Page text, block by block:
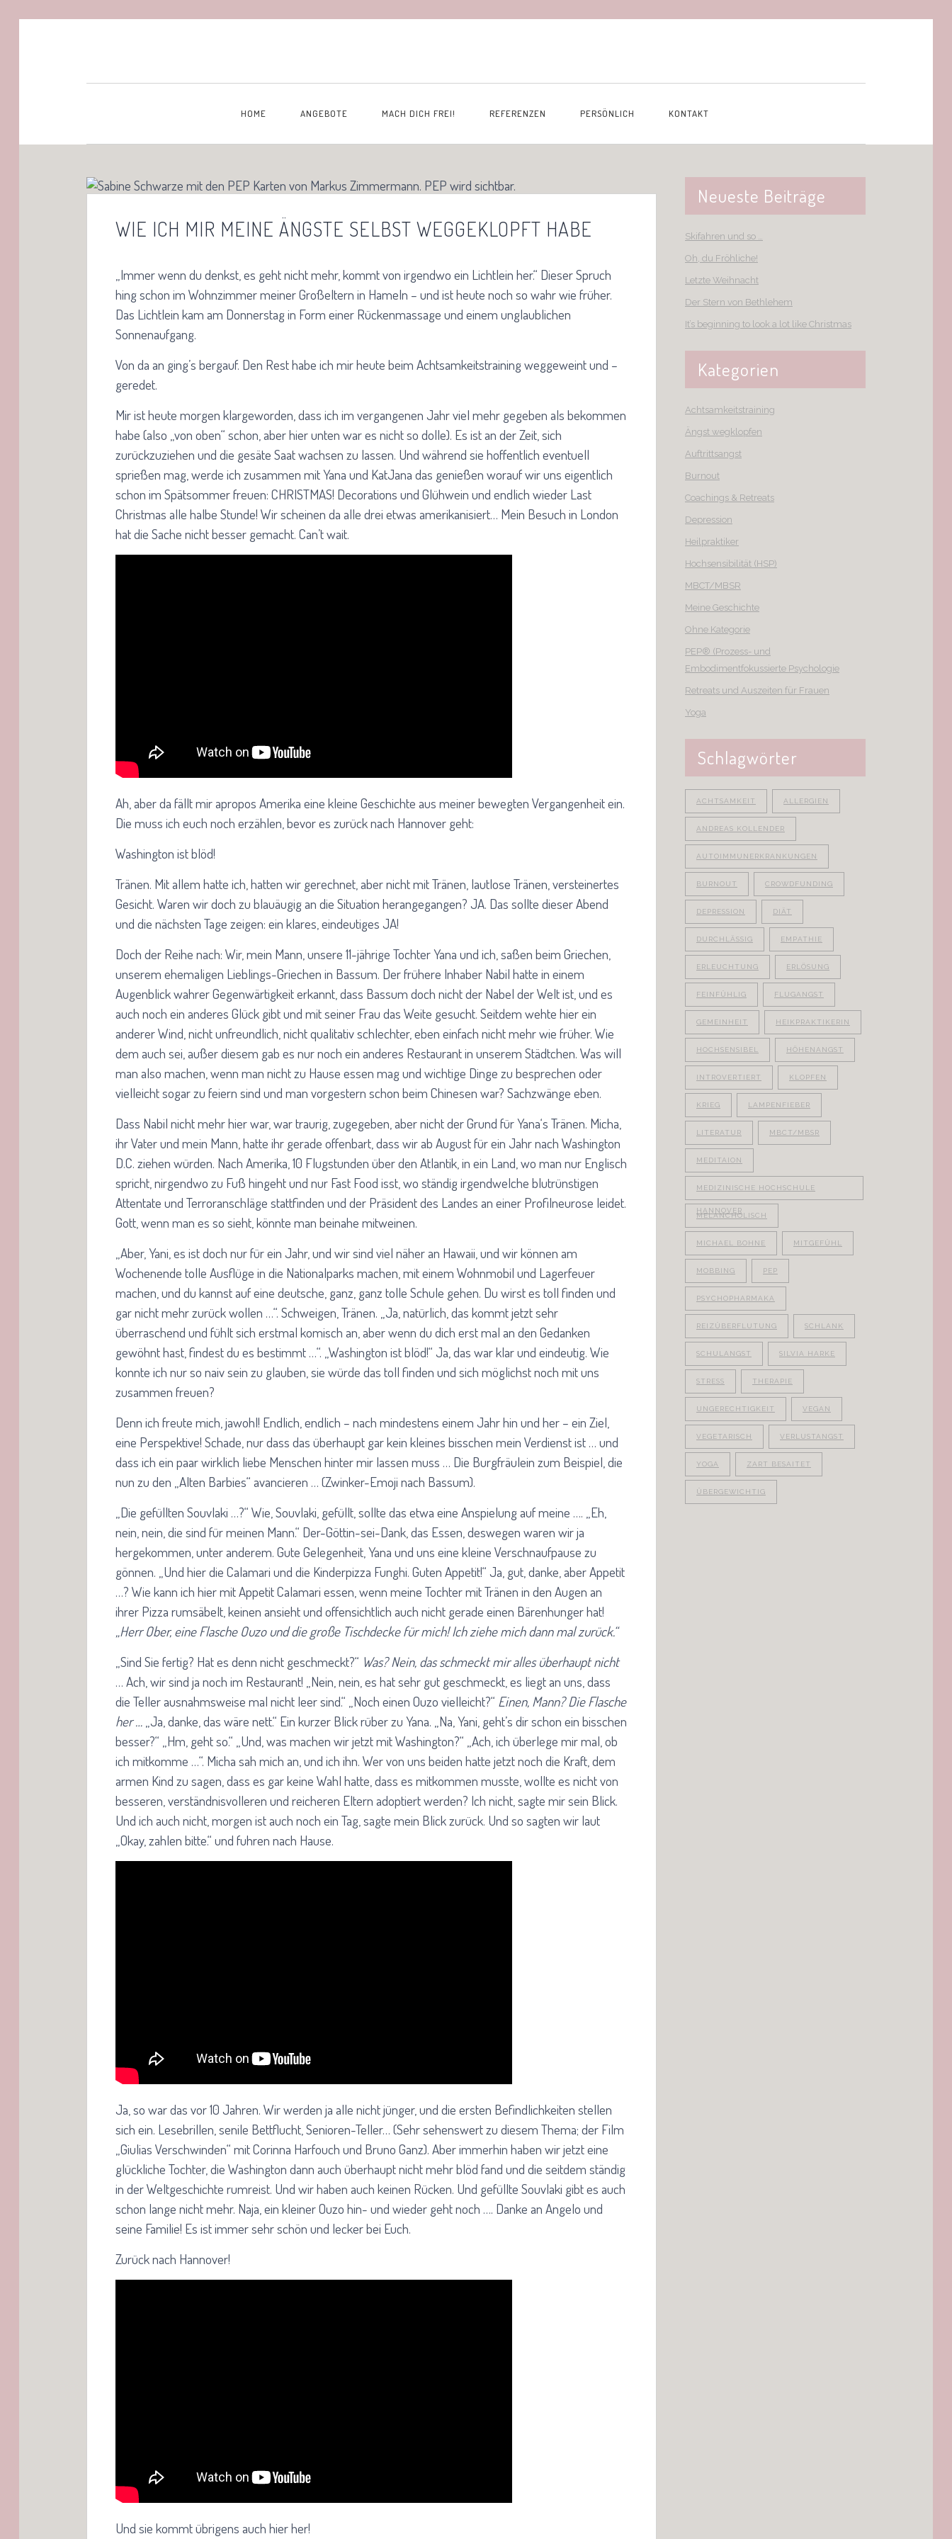
HOME ANGEBOTE MACH DICH FREI! REFERENZEN PERSÖNLICH KONTAKT
WIE ICH MIR MEINE ÄNGSTE SELBST WEGGEKLOPFT HABE
„Immer wenn du denkst, es geht nicht mehr, kommt von irgendwo ein Lichtlein her.“ Dieser Spruch
hing schon im Wohnzimmer meiner Großeltern in Hameln – und ist heute noch so wahr wie früher.
Das Lichtlein kam am Donnerstag in Form einer Rückenmassage und einem unglaublichen
Sonnenaufgang.
Von da an ging’s bergauf. Den Rest habe ich mir heute beim Achtsamkeitstraining weggeweint und –
geredet.
Mir ist heute morgen klargeworden, dass ich im vergangenen Jahr viel mehr gegeben als bekommen
habe (also „von oben“ schon, aber hier unten war es nicht so dolle). Es ist an der Zeit, sich
zurückzuziehen und die gesäte Saat wachsen zu lassen. Und während sie hoffentlich eventuell
sprießen mag, werde ich zusammen mit Yana und KatJana das genießen worauf wir uns eigentlich
schon im Spätsommer freuen: CHRISTMAS! Decorations und Glühwein und endlich wieder Last
Christmas alle halbe Stunde! Wir scheinen da alle drei etwas amerikanisiert… Mein Besuch in London
hat die Sache nicht besser gemacht. Can’t wait.
Ah, aber da fällt mir apropos Amerika eine kleine Geschichte aus meiner bewegten Vergangenheit ein.
Die muss ich euch noch erzählen, bevor es zurück nach Hannover geht:
Washington ist blöd!
Tränen. Mit allem hatte ich, hatten wir gerechnet, aber nicht mit Tränen, lautlose Tränen, versteinertes
Gesicht. Waren wir doch zu blauäugig an die Situation herangegangen? JA. Das sollte dieser Abend
und die nächsten Tage zeigen: ein klares, eindeutiges JA!
Doch der Reihe nach: Wir, mein Mann, unsere 11-jährige Tochter Yana und ich, saßen beim Griechen,
unserem ehemaligen Lieblings-Griechen in Bassum. Der frühere Inhaber Nabil hatte in einem
Augenblick wahrer Gegenwärtigkeit erkannt, dass Bassum doch nicht der Nabel der Welt ist, und es
auch noch ein anderes Glück gibt und mit seiner Frau das Weite gesucht. Seitdem wehte hier ein
anderer Wind, nicht unfreundlich, nicht qualitativ schlechter, eben einfach nicht mehr wie früher. Wie
dem auch sei, außer diesem gab es nur noch ein anderes Restaurant in unserem Städtchen. Was will
man also machen, wenn man nicht zu Hause essen mag und wichtige Dinge zu besprechen oder
vielleicht sogar zu feiern sind und man vorgestern schon beim Chinesen war? Sachzwänge eben.
Dass Nabil nicht mehr hier war, war traurig, zugegeben, aber nicht der Grund für Yana‘s Tränen. Micha,
ihr Vater und mein Mann, hatte ihr gerade offenbart, dass wir ab August für ein Jahr nach Washington
D.C. ziehen würden. Nach Amerika, 10 Flugstunden über den Atlantik, in ein Land, wo man nur Englisch
spricht, nirgendwo zu Fuß hingeht und nur Fast Food isst, wo ständig irgendwelche blutrünstigen
Attentate und Terroranschläge stattfinden und der Präsident des Landes an einer Profilneurose leidet.
Gott, wenn man es so sieht, könnte man beinahe mitweinen.
„Aber, Yani, es ist doch nur für ein Jahr, und wir sind viel näher an Hawaii, und wir können am
Wochenende tolle Ausflüge in die Nationalparks machen, mit einem Wohnmobil und Lagerfeuer
machen, und du kannst auf eine deutsche, ganz, ganz tolle Schule gehen. Du wirst es toll finden und
gar nicht mehr zurück wollen …“. Schweigen, Tränen. „Ja, natürlich, das kommt jetzt sehr
überraschend und fühlt sich erstmal komisch an, aber wenn du dich erst mal an den Gedanken
gewöhnt hast, findest du es bestimmt …“. „Washington ist blöd!“ Ja, das war klar und eindeutig. Wie
konnte ich nur so naiv sein zu glauben, sie würde das toll finden und sich möglichst noch mit uns
zusammen freuen?
Denn ich freute mich, jawohl! Endlich, endlich – nach mindestens einem Jahr hin und her – ein Ziel,
eine Perspektive! Schade, nur dass das überhaupt gar kein kleines bisschen mein Verdienst ist … und
dass ich ein paar wirklich liebe Menschen hinter mir lassen muss … Die Burgfräulein zum Beispiel, die
nun zu den „Alten Barbies“ avancieren … (Zwinker-Emoji nach Bassum).
„Die gefüllten Souvlaki …?“ Wie, Souvlaki, gefüllt, sollte das etwa eine Anspielung auf meine …. „Eh,
nein, nein, die sind für meinen Mann.“ Der-Göttin-sei-Dank, das Essen, deswegen waren wir ja
hergekommen, unter anderem. Gute Gelegenheit, Yana und uns eine kleine Verschnaufpause zu
gönnen. „Und hier die Calamari und die Kinderpizza Funghi. Guten Appetit!“ Ja, gut, danke, aber Appetit
…? Wie kann ich hier mit Appetit Calamari essen, wenn meine Tochter mit Tränen in den Augen an
ihrer Pizza rumsäbelt, keinen ansieht und offensichtlich auch nicht gerade einen Bärenhunger hat!
„Herr Ober, eine Flasche Ouzo und die große Tischdecke für mich! Ich ziehe mich dann mal zurück.“
„Sind Sie fertig? Hat es denn nicht geschmeckt?“ Was? Nein, das schmeckt mir alles überhaupt nicht
… Ach, wir sind ja noch im Restaurant! „Nein, nein, es hat sehr gut geschmeckt, es liegt an uns, dass
die Teller ausnahmsweise mal nicht leer sind.“ „Noch einen Ouzo vielleicht?“ Einen, Mann? Die Flasche
her … „Ja, danke, das wäre nett.“ Ein kurzer Blick rüber zu Yana. „Na, Yani, geht’s dir schon ein bisschen
besser?“ „Hm, geht so.“ „Und, was machen wir jetzt mit Washington?“ „Ach, ich überlege mir mal, ob
ich mitkomme …“. Micha sah mich an, und ich ihn. Wer von uns beiden hatte jetzt noch die Kraft, dem
armen Kind zu sagen, dass es gar keine Wahl hatte, dass es mitkommen musste, wollte es nicht von
besseren, verständnisvolleren und reicheren Eltern adoptiert werden? Ich nicht, sagte mir sein Blick.
Und ich auch nicht, morgen ist auch noch ein Tag, sagte mein Blick zurück. Und so sagten wir laut
„Okay, zahlen bitte.“ und fuhren nach Hause.
Ja, so war das vor 10 Jahren. Wir werden ja alle nicht jünger, und die ersten Befindlichkeiten stellen
sich ein. Lesebrillen, senile Bettflucht, Senioren-Teller… (Sehr sehenswert zu diesem Thema; der Film
„Giulias Verschwinden“ mit Corinna Harfouch und Bruno Ganz). Aber immerhin haben wir jetzt eine
glückliche Tochter, die Washington dann auch überhaupt nicht mehr blöd fand und die seitdem ständig
in der Weltgeschichte rumreist. Und wir haben auch keinen Rücken. Und gefüllte Souvlaki gibt es auch
schon lange nicht mehr. Naja, ein kleiner Ouzo hin- und wieder geht noch …. Danke an Angelo und
seine Familie! Es ist immer sehr schön und lecker bei Euch.
Zurück nach Hannover!
Und sie kommt übrigens auch hier her!
Neueste Beiträge
Skifahren und so …
Oh, du Fröhliche!
Letzte Weihnacht
Der Stern von Bethlehem
It’s beginning to look a lot like Christmas
Kategorien
Achtsamkeitstraining
Ängst wegklopfen
Auftrittsangst
Burnout
Coachings & Retreats
Depression
Heilpraktiker
Hochsensibilität (HSP)
MBCT/MBSR
Meine Geschichte
Ohne Kategorie
PEP® (Prozess- und
Embodimentfokussierte Psychologie
Retreats und Auszeiten für Frauen
Yoga
Schlagwörter
ACHTSAMKEIT ALLERGIEN
ANDREAS KOLLENDER
AUTOIMMUNERKRANKUNGEN
BURNOUT CROWDFUNDING
DEPRESSION DIÄT
DURCHLÄSSIG EMPATHIE
ERLEUCHTUNG ERLÖSUNG
FEINFÜHLIG FLUGANGST
GEMEINHEIT HEIKPRAKTIKERIN
HOCHSENSIBEL HÖHENANGST
INTROVERTIERT KLOPFEN
KRIEG LAMPENFIEBER
LITERATUR MBCT/MBSR
MEDITAION
MEDIZINISCHE HOCHSCHULE
HANNOVER
MELANCHOLISCH
MICHAEL BOHNE MITGEFÜHL
MOBBING PEP
PSYCHOPHARMAKA
REIZÜBERFLUTUNG SCHLANK
SCHULANGST SILVIA HARKE
STRESS THERAPIE
UNGERECHTIGKEIT VEGAN
VEGETARISCH VERLUSTANGST
YOGA ZART BESAITET
ÜBERGEWICHTIG